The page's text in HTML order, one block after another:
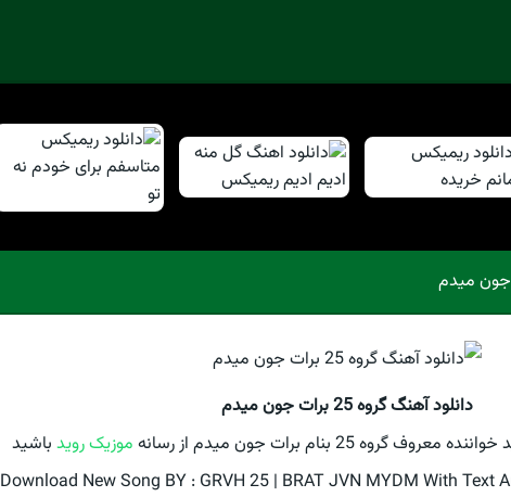
دانلود آهنگ گروه 25 برات جون میدم
25 بنام برات جون میدم از رسانه
موزیک رویدباشید
Download New Song BY : GRVH 25 | BRAT JVN MYDM With Text